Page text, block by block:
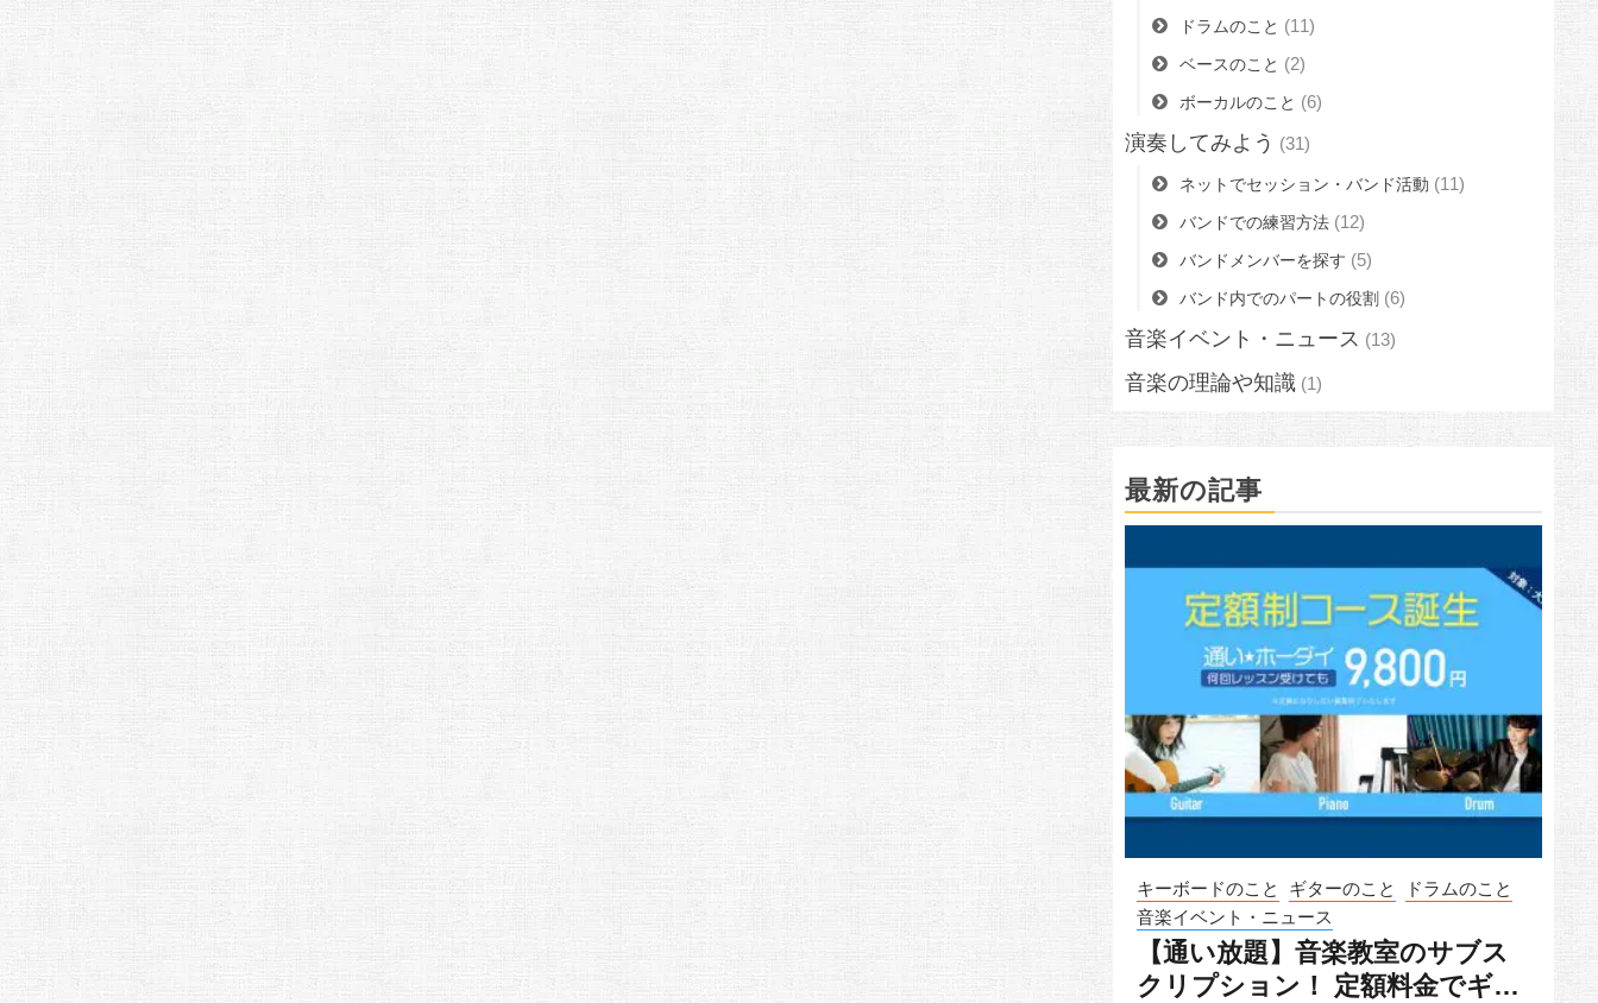
ドラムのこと (11)
ベースのこと (2)
ボーカルのこと (6)
演奏してみよう (31)
ネットでセッション・バンド活動 (11)
バンドでの練習方法 (12)
バンドメンバーを探す (5)
バンド内でのパートの役割 (6)
音楽イベント・ニュース (13)
音楽の理論や知識 (1)
最新の記事
キーボードのこと ギターのこと
ドラムのこと
音楽イベント・ニュース
【通い放題】音楽教室のサブス
クリプション！ 定額料金でギタ